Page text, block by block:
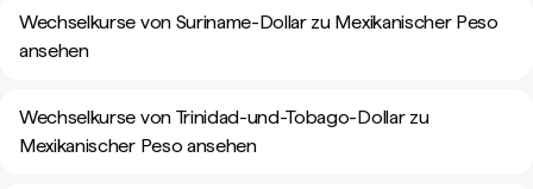
Wechselkurse von Suriname-Dollar zu Mexikanischer Peso
ansehen
Wechselkurse von Trinidad-und-Tobago-Dollar zu
Mexikanischer Peso ansehen